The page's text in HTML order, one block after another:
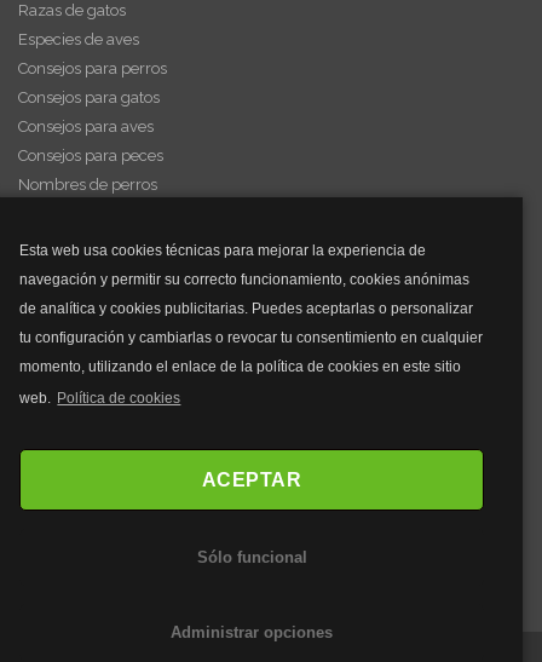
Esta web usa cookies técnicas para mejorar la experiencia de
navegación y permitir su correcto funcionamiento, cookies anónimas
de analítica y cookies publicitarias. Puedes aceptarlas o personalizar
tu configuración y cambiarlas o revocar tu consentimiento en cualquier
momento, utilizando el enlace de la política de cookies en este sitio
web. Política de cookies
ACEPTAR
Sólo funcional
Administrar opciones
Razas de gatos
Especies de aves
Consejos para perros
Consejos para gatos
Consejos para aves
Consejos para peces
Nombres de perros
y mucho más...